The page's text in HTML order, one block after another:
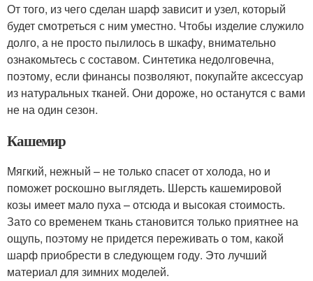
От того, из чего сделан шарф зависит и узел, который
будет смотреться с ним уместно. Чтобы изделие служило
долго, а не просто пылилось в шкафу, внимательно
ознакомьтесь с составом. Синтетика недолговечна,
поэтому, если финансы позволяют, покупайте аксессуар
из натуральных тканей. Они дороже, но останутся с вами
не на один сезон.
Кашемир
Мягкий, нежный – не только спасет от холода, но и
поможет роскошно выглядеть. Шерсть кашемировой
козы имеет мало пуха – отсюда и высокая стоимость.
Зато со временем ткань становится только приятнее на
ощупь, поэтому не придется переживать о том, какой
шарф приобрести в следующем году. Это лучший
материал для зимних моделей.